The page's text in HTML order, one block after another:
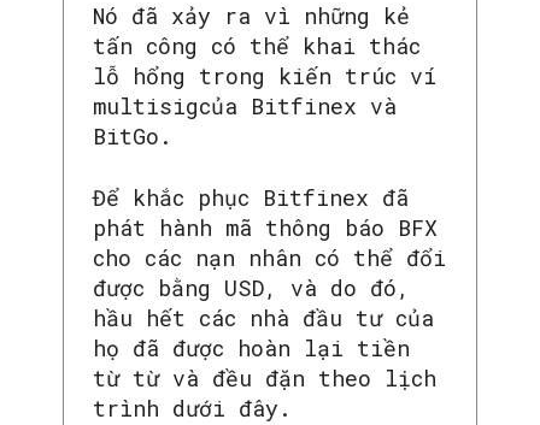
Nó đã xảy ra vì những kẻ
tấn công có thể khai thác
lỗ hổng trong kiến trúc ví
multisigcủa Bitfinex và
BitGo.
Để khắc phục Bitfinex đã
phát hành mã thông báo BFX
cho các nạn nhân có thể đổi
được bằng USD, và do đó,
hầu hết các nhà đầu tư của
họ đã được hoàn lại tiền
từ từ và đều đặn theo lịch
trình dưới đây.